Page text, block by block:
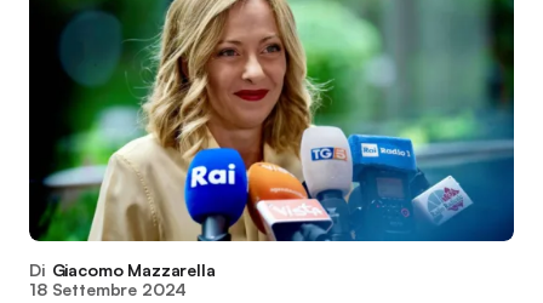
Di Giacomo Mazzarella
18 Settembre 2024